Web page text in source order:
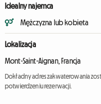
Idealny najemca
Mężczyzna lub kobieta
Lokalizacja
Mont-Saint-Aignan, Francja
Dokładny adres zakwaterowania
potwierdzeniu rezerwacji.